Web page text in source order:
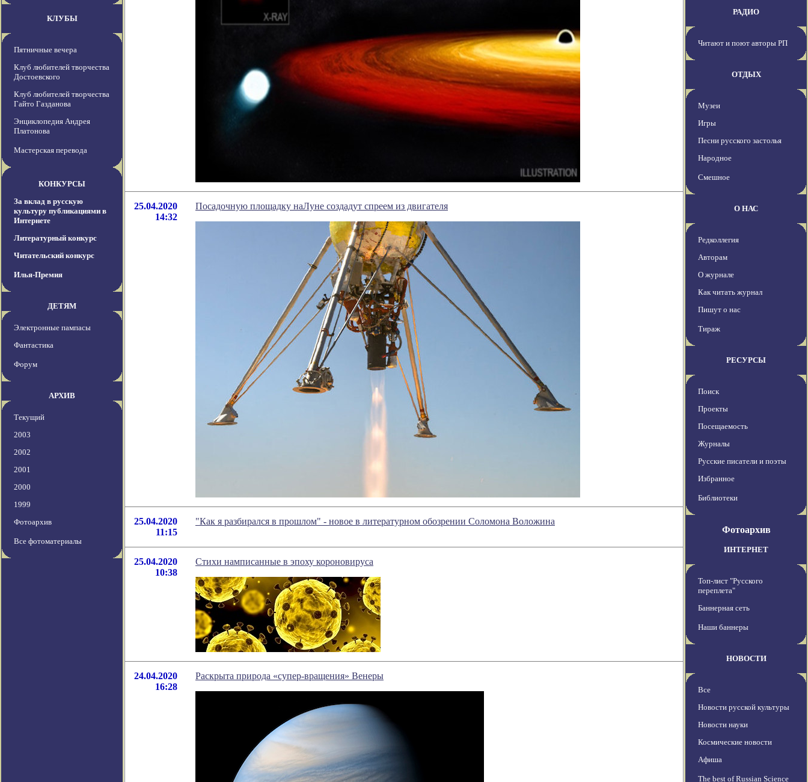
КЛУБЫ
Пятничные вечера
Клуб любителей творчества
Достоевского
Клуб любителей творчества
Гайто Газданова
Энциклопедия Андрея
Платонова
Мастерская перевода
КОНКУРСЫ
За вклад в русскую
культуру публикациями в
Интернете
Литературный конкурс
Читательский конкурс
Илья-Премия
ДЕТЯМ
Электронные пампасы
Фантастика
Форум
АРХИВ
Текущий
2003
2002
2001
2000
1999
Фотоархив
Все фотоматериалы
25.04.2020
14:32
Посадочную площадку наЛуне создадут спреем из двигателя
25.04.2020
11:15
"Как я разбирался в прошлом" - новое в литературном обозрении Соломона Воложина
25.04.2020
10:38
Стихи намписанные в эпоху короновируса
24.04.2020
16:28
Раскрыта природа «супер-вращения» Венеры
РАДИО
Читают и поют авторы РП
ОТДЫХ
Музеи
Игры
Песни русского застолья
Народное
Смешное
О НАС
Редколлегия
Авторам
О журнале
Как читать журнал
Пишут о нас
Тираж
РЕСУРСЫ
Поиск
Проекты
Посещаемость
Журналы
Русские писатели и поэты
Избранное
Библиотеки
Фотоархив
ИНТЕРНЕТ
Топ-лист "Русского
переплета"
Баннерная сеть
Наши баннеры
НОВОСТИ
Все
Новости русской культуры
Новости науки
Космические новости
Афиша
The best of Russian Science